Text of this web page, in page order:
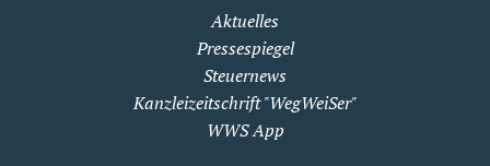
Aktuelles
Pressespiegel
Steuernews
Kanzleizeitschrift "WegWeiSer"
WWS App